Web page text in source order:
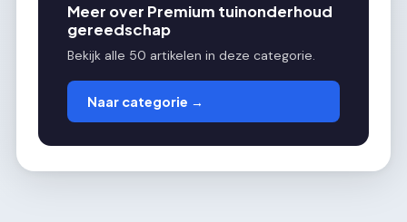
Meer over Premium tuinonderhoud
gereedschap
Bekijk alle 50 artikelen in deze categorie.
Naar categorie →